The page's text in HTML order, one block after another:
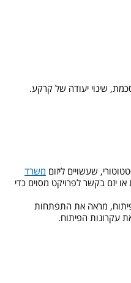
שינוי יעודה של קרקע.
שעשויים ליזום משרד
יזם בקשר לפרויקט מסוים כדי
מראה את התפתחות
עקרונות הפיתוח.